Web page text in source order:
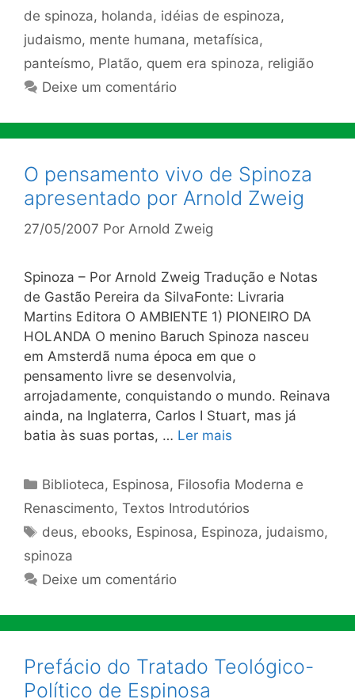
de spinoza, holanda, idéias de espinoza,
judaismo, mente humana, metafísica,
panteísmo, Platão, quem era spinoza, religião
Deixe um comentário
O pensamento vivo de Spinoza
apresentado por Arnold Zweig
27/05/2007 Por Arnold Zweig
Spinoza – Por Arnold Zweig Tradução e Notas
de Gastão Pereira da SilvaFonte: Livraria
Martins Editora O AMBIENTE 1) PIONEIRO DA
HOLANDA O menino Baruch Spinoza nasceu
em Amsterdã numa época em que o
pensamento livre se desenvolvia,
arrojadamente, conquistando o mundo. Reinava
ainda, na Inglaterra, Carlos I Stuart, mas já
batia às suas portas, … Ler mais
Categorias
Biblioteca, Espinosa, Filosofia Moderna e
Renascimento, Textos Introdutórios
Tags
deus, ebooks, Espinosa, Espinoza, judaismo,
spinoza
Deixe um comentário
Prefácio do Tratado Teológico-
Político de Espinosa